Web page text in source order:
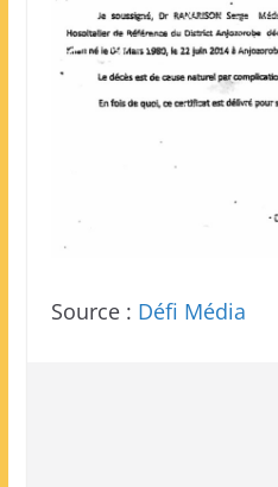
Source : Défi Média